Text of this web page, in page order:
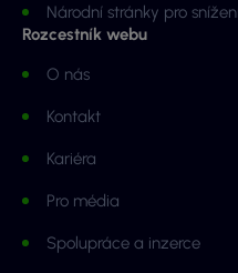
Národní stránky pro
Rozcestník webu
O nás
Kontakt
Kariéra
Pro média
Spolupráce a inzerce